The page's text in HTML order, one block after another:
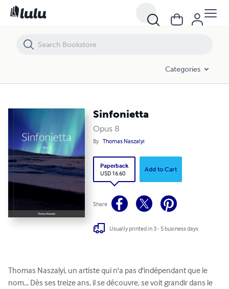
Categories
Sinfonietta
Opus 8
By Thomas Naszalyi
Paperback
USD 16.60
Add to Cart
Share
Usually printed in 3 - 5 business days
Thomas Naszalyi, un artiste qui n'a pas d'indépendant que le
nom... Dès ses treize ans, il se découvre, se voit grandir dans le
Sinfonietta